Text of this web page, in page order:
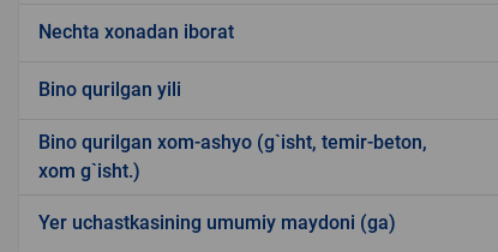
Nechta xonadan iborat
Bino qurilgan yili
Bino qurilgan xom-ashyo (g`isht, temir-beton,
xom g`isht.)
Yer uchastkasining umumiy maydoni (ga)